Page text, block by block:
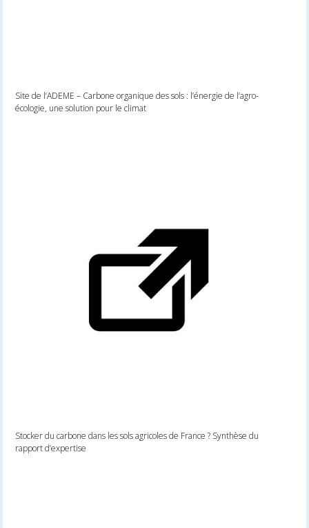
Site de l’ADEME – Carbone organique des sols : l’énergie de l’agro-
écologie, une solution pour le climat
Stocker du carbone dans les sols agricoles de France ? Synthèse du
rapport d’expertise